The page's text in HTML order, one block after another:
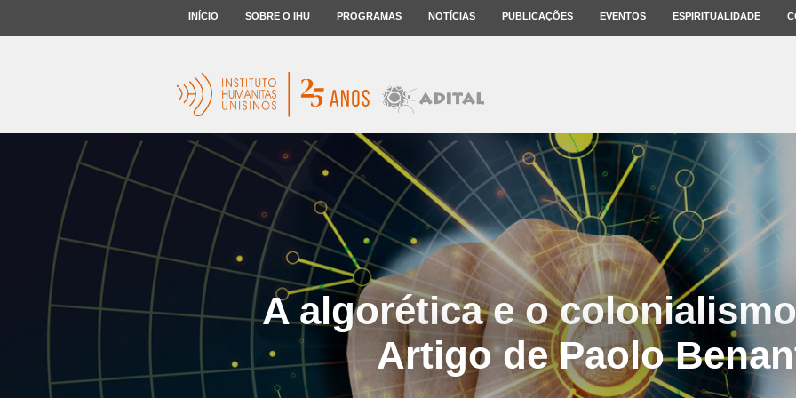
INÍCIO SOBRE O IHU PROGRAMAS NOTÍCIAS PUBLICAÇÕES EVENTOS ESPIRITUALIDADE
A algorética e o
Artigo de Paolo